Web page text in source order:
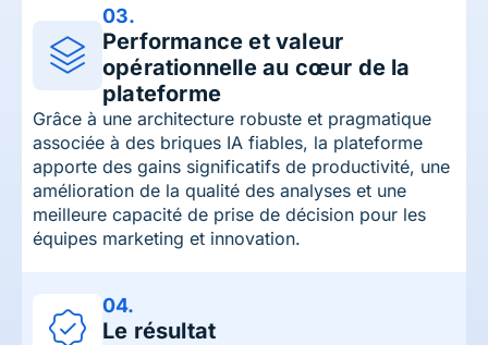
03.
Performance et valeur
opérationnelle au cœur de la
plateforme
Grâce à une architecture robuste et pragmatique
associée à des briques IA fiables, la plateforme
apporte des gains significatifs de productivité, une
amélioration de la qualité des analyses et une
meilleure capacité de prise de décision pour les
équipes marketing et innovation.
04.
Le résultat